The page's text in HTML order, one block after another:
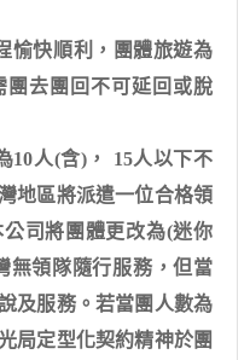
愉快順利，團體旅遊為
去團回不可延回或脫
10人(含)， 15人以下不
地區將派遣一位合格領
司將團體更改為(迷你
無領隊隨行服務，但當
及服務。若當團人數為
局定型化契約精神於團